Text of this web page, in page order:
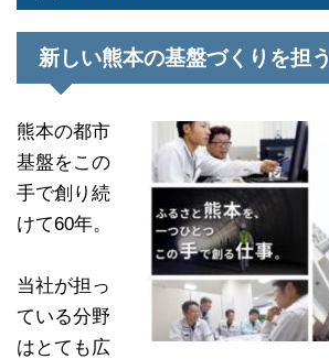
新しい熊本の基盤づくりを担う
熊本の都市
基盤をこの
手で創り続
けて60年。
当社が担っ
ている分野
はとても広